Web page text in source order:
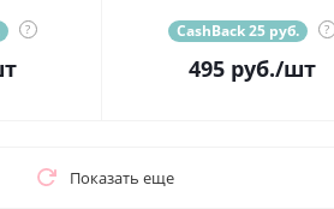
? CashBack 25 руб. ?
495руб./шт
Показать еще